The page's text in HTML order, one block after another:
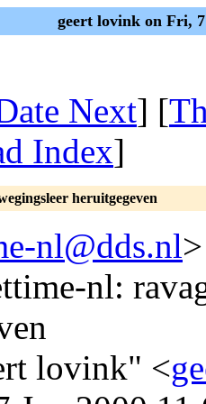
geert lovink on Fri,
Next] [
Index]
heruitgegeven
nl@dds.nl>
nl:
lovink" <